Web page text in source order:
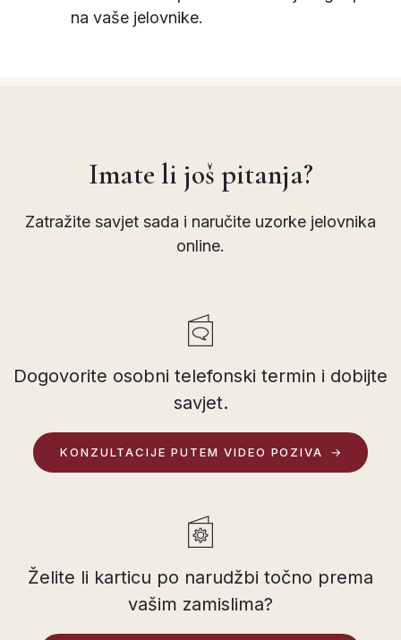
na vaše jelovnike.
Imate li još pitanja?
Zatražite savjet sada i naručite uzorke jelovnika
online.
Dogovorite osobni telefonski termin i dobijte
savjet.
KONZULTACIJE PUTEM VIDEO POZIVA
Želite li karticu po narudžbi točno prema
vašim zamislima?